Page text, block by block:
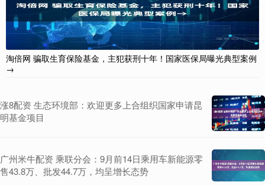
淘倍网 骗取生育保险基金，主犯获刑十年！国家医保局曝光典型案例
→
涨8配资 生态环境部：欢迎更多上合组织国家申请昆
明基金项目
广州米牛配资 乘联分会：9月前14日乘用车新能源零
售43.8万、批发44.7万，均呈增长态势